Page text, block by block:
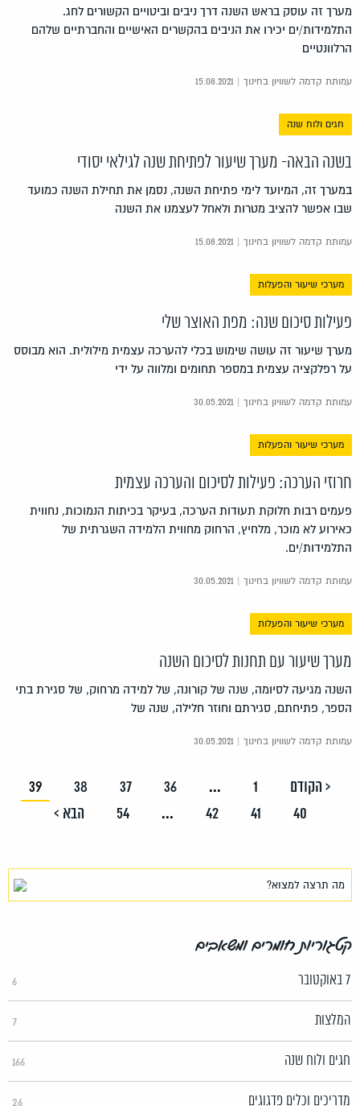
מערך זה עוסק בראש השנה דרך ניבים וביטויים הקשורים לחג.
התלמידות/ים יכירו את הניבים בהקשרים האישיים והחברתיים שלהם
הרלוונטיים
עמותת קדמה לשוויון בחינוך | 15.08.2021
חגים ולוח שנה
בשנה הבאה- מערך שיעור לפתיחת שנה לגילאי יסודי
במערך זה, המיועד לימי פתיחת השנה, נסמן את תחילת השנה כמועד
שבו אפשר להציב מטרות ולאחל לעצמנו את השנה
עמותת קדמה לשוויון בחינוך | 15.08.2021
מערכי שיעור והפעלות
פעילות סיכום שנה: מפת האוצר שלי
מערך שיעור זה עושה שימוש בכלי להערכה עצמית מילולית. הוא מבוסס
על רפלקציה עצמית במספר תחומים ומלווה על ידי
עמותת קדמה לשוויון בחינוך | 30.05.2021
מערכי שיעור והפעלות
חרוזי הערכה: פעילות לסיכום והערכה עצמית
פעמים רבות חלוקת תעודות הערכה, בעיקר בכיתות הנמוכות, נחווית
כאירוע לא מוכר, מלחיץ, הרחוק מחווית הלמידה השגרתית של
התלמידות/ים.
עמותת קדמה לשוויון בחינוך | 30.05.2021
מערכי שיעור והפעלות
מערך שיעור עם תחנות לסיכום השנה
השנה מגיעה לסיומה, שנה של קורונה, של למידה מרחוק, של סגירת בתי
הספר, פתיחתם, סגירתם וחוזר חלילה, שנה של
עמותת קדמה לשוויון בחינוך | 30.05.2021
< הקודם 1
...
36
37
38
39
40
41
42
...
54 הבא >
קטגוריות חומרים ומשאבים
7 באוקטובר 6
המלצות 7
חגים ולוח שנה 166
מדריכים וכלים פדגוגים 26